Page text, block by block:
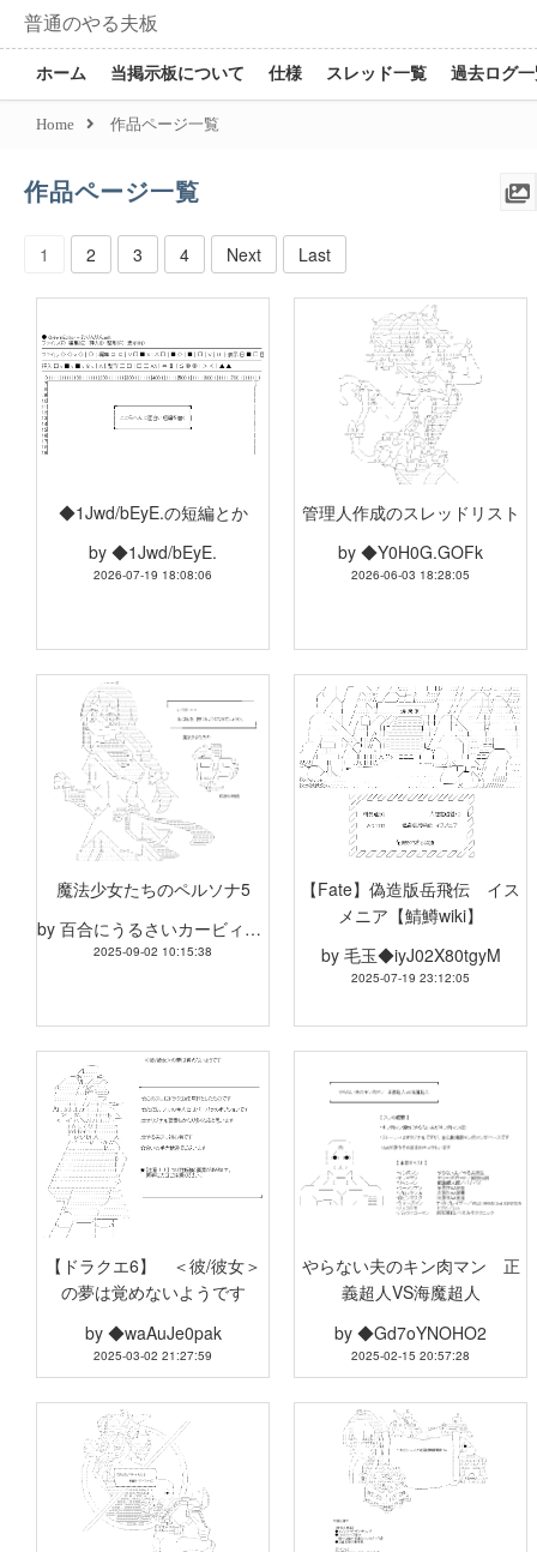
普通のやる夫板
ホーム 当掲示板について 仕様 スレッド一覧 過去ログ
Home 作品ページ一覧
作品ページ一覧
1 2 3 4 Next Last
◆1Jwd/bEyE.の短編とか
by ◆1Jwd/bEyE.
2026-07-19 18:08:06
管理人作成のスレッドリスト
by ◆Y0H0G.GOFk
2026-06-03 18:28:05
魔法少女たちのペルソナ5
by 百合にうるさいカービィ◆t9Cp.82R7Y
2025-09-02 10:15:38
【Fate】偽造版岳飛伝 イス
メニア【鯖鱒wiki】
by 毛玉◆iyJ02X80tgyM
2025-07-19 23:12:05
【ドラクエ6】 ＜彼/彼女＞
の夢は覚めないようです
by ◆waAuJe0pak
2025-03-02 21:27:59
やらない夫のキン肉マン 正
義超人VS海魔超人
by ◆Gd7oYNOHO2
2025-02-15 20:57:28